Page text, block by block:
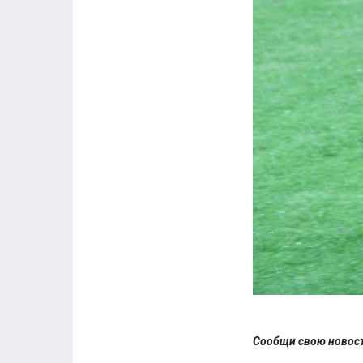
Сообщи свою